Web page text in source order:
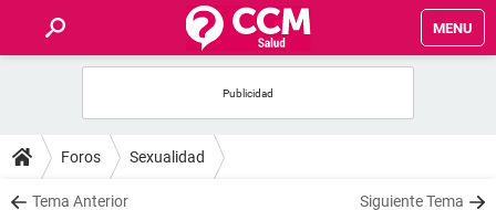
MENU
FOROS
SALUD
Foros Sexualidad
Tema Anterior Siguiente Tema